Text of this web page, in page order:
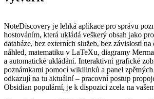
NoteDiscovery je lehká aplikace pro správu
hostováním, která ukládá veškerý obsah jako
databáze, bez externích služeb, bez závislosti
náhled, matematiku v LaTeXu, diagramy
a automatické ukládání. Interaktivní grafické
poznámkami pomocí wikilinků a panel
odkazují na tu aktuální – pracovní postup
Obsidian populární, je k dispozici zcela na